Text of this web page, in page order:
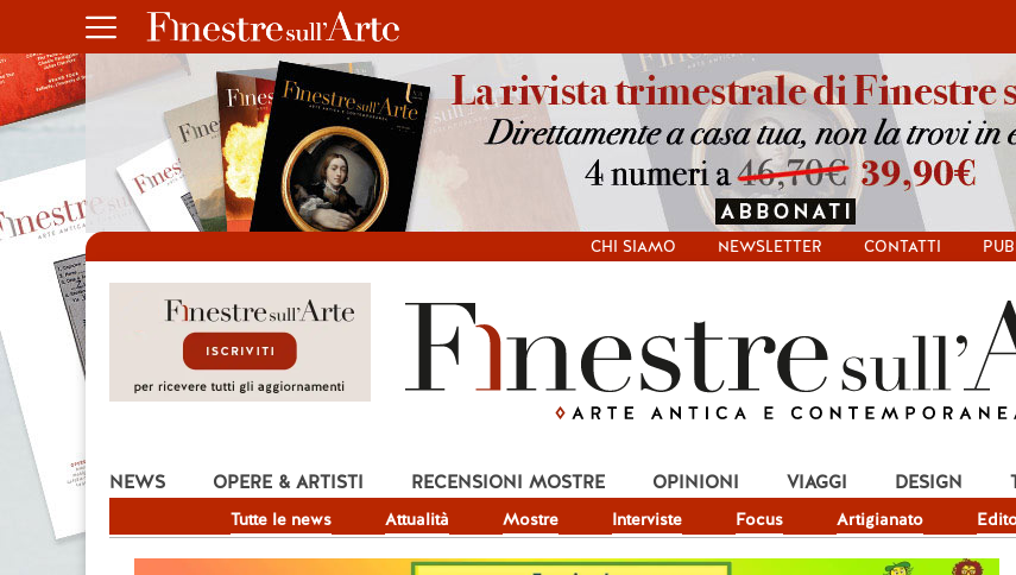
CHI SIAMO NEWSLETTER CONTATTI
NEWS
Tutte le news Attualità Mostre Interviste Focus Artigianato
OPERE & ARTISTI RECENSIONI MOSTRE OPINIONI VIAGGI DESIGN